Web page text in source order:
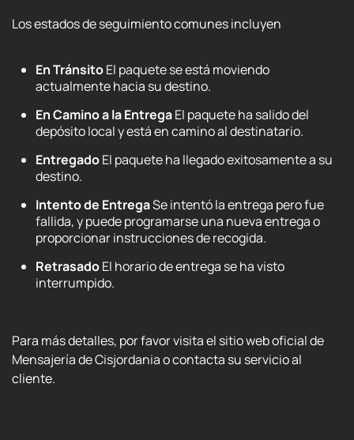
Los estados de seguimiento comunes incluyen
En TránsitoEl paquete se está moviendo
actualmente hacia su destino.
En Camino a la EntregaEl paquete ha salido del
depósito local y está en camino al destinatario.
EntregadoEl paquete ha llegado exitosamente a su
destino.
Intento de EntregaSe intentó la entrega pero fue
fallida, y puede programarse una nueva entrega o
proporcionar instrucciones de recogida.
RetrasadoEl horario de entrega se ha visto
interrumpido.
Para más detalles, por favor visita el sitio web oficial de
Mensajería de Cisjordania o contacta su servicio al
cliente.